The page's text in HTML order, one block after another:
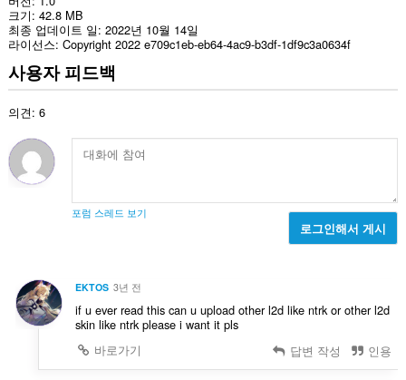
크기 42.8 MB
최종 업데이트 일 2022년 10월 14일
라이선스 Copyright 2022 e709c1eb-eb64-4ac9-b3df-1df9c3a0634f
사용자 피드백
의견: 6
포럼 스레드 보기
로그인해서 게시
EKTOS 3년 전
if u ever read this can u upload other l2d like ntrk or other l2d
skin like ntrk please i want it pls
바로가기
답변 작성 인용